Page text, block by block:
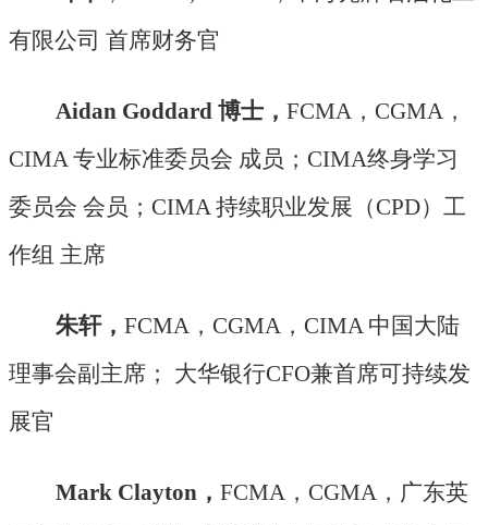
有限公司 首席财务官
Aidan Goddard 博士， FCMA，CGMA，
CIMA 专业标准委员会 成员；CIMA终身学习
委员会 会员；CIMA 持续职业发展（CPD）工
作组 主席
朱轩， FCMA，CGMA，CIMA 中国大陆
理事会副主席； 大华银行CFO兼首席可持续发
展官
Mark Clayton， FCMA，CGMA，广东英